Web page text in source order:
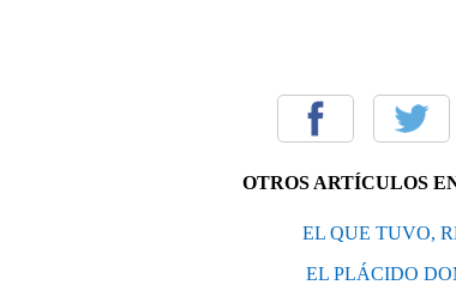
OTROS ARTÍCULOS
EL QUE TUVO,
EL PLÁCIDO